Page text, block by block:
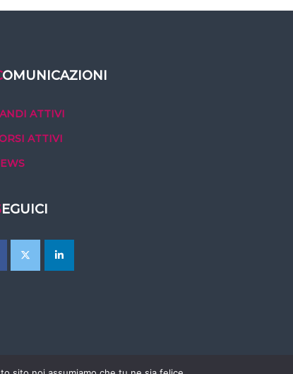
COMUNICAZIONI
ATTIVI
ATTIVI
SEGUICI